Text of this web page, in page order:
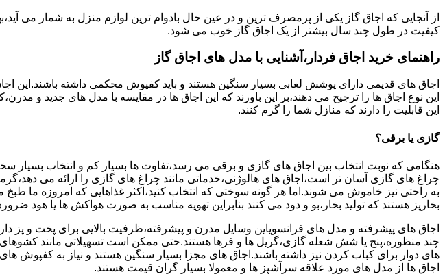
از آنجایی که اجاق گاز یکی از پرمصرف ترین و در عین حال بادوام ترین لوازم منزل به شمار می
کیفیت در طول چند سال بیشتر از یک اجاق گاز خوب می شود.
راهنمای خرید اجاق فردار،آشنایی با مدل های اجاق گاز
اجاق های قدیمی دارای پوشش لعابی بسیار سنگین هستند و باید کفپوش محکمی داشته باشند.این
این نوع اجاق ها را ترجیح می دهند،بر این باورند که این اجاق ها در مقایسه با مدل های جدید و
این قابلیت را دارند که منازل شما را گرم کنند.
گازی یا برقی؟
هنگامی که نوبت انتخاب بین اجاق های گازی و برقی می رسد،تفاوت ها بسیار کم و انتخاب بسیار
چراغ های گازی آسان تر است،اجاق های هالوژنی،خدماتی مانند چراغ های گازی را ارائه می
به راحتی نیز خاموش می شوند.اما هر گونه سوختی که انتخاب کنید،اکثر غذاهایی که امروزه ما طبخ
بخارپز هستند که تولید بخار،بو و دود می کنند بنابراین تهویه مناسب به صورت هواکش ها یا هود
اجاق های پیشرفته و مدل های فرانسویاین وسایل مدرن و پیشرفته،ظرفیت بالایی برای پخت و پز
چند منظوره،پنج یا شش شعله گازی،گریل ها و فرها هستند.حتی ممکن است تسهیلاتی مانند کشوهای
های دوار برای کباب کردن نیز داشته باشند.اجاق های مجزا بسیار سنگین هستند و نیاز به کفپوش های
اجاق ها از مدل های مورد علاقه سرآشپز ها و معمولا بسیار گران قیمت هستند.